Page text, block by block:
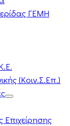
ΓΕΜΗ
(Κοιν.Σ.Επ.)
Επιχείρησης